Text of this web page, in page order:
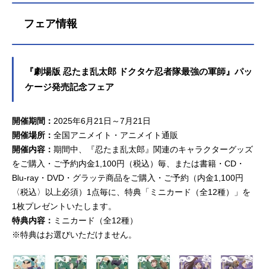
フェア情報
『劇場版 忍たま乱太郎 ドクタケ忍者隊最強の軍師』パッ
ケージ発売記念フェア
開催期間： 2025年6月21日～7月21日
開催場所： 全国アニメイト・アニメイト通販
開催内容： 期間中、『忍たま乱太郎』関連のキャラクターグッズ
をご購入・ご予約内金1,100円（税込）毎、または書籍・CD・
Blu-ray・DVD・グラッテ商品をご購入・ご予約（内金1,100円
〈税込〉以上必須）1点毎に、特典「ミニカード（全12種）」を
1枚プレゼントいたします。
特典内容： ミニカード（全12種）
※特典はお選びいただけません。